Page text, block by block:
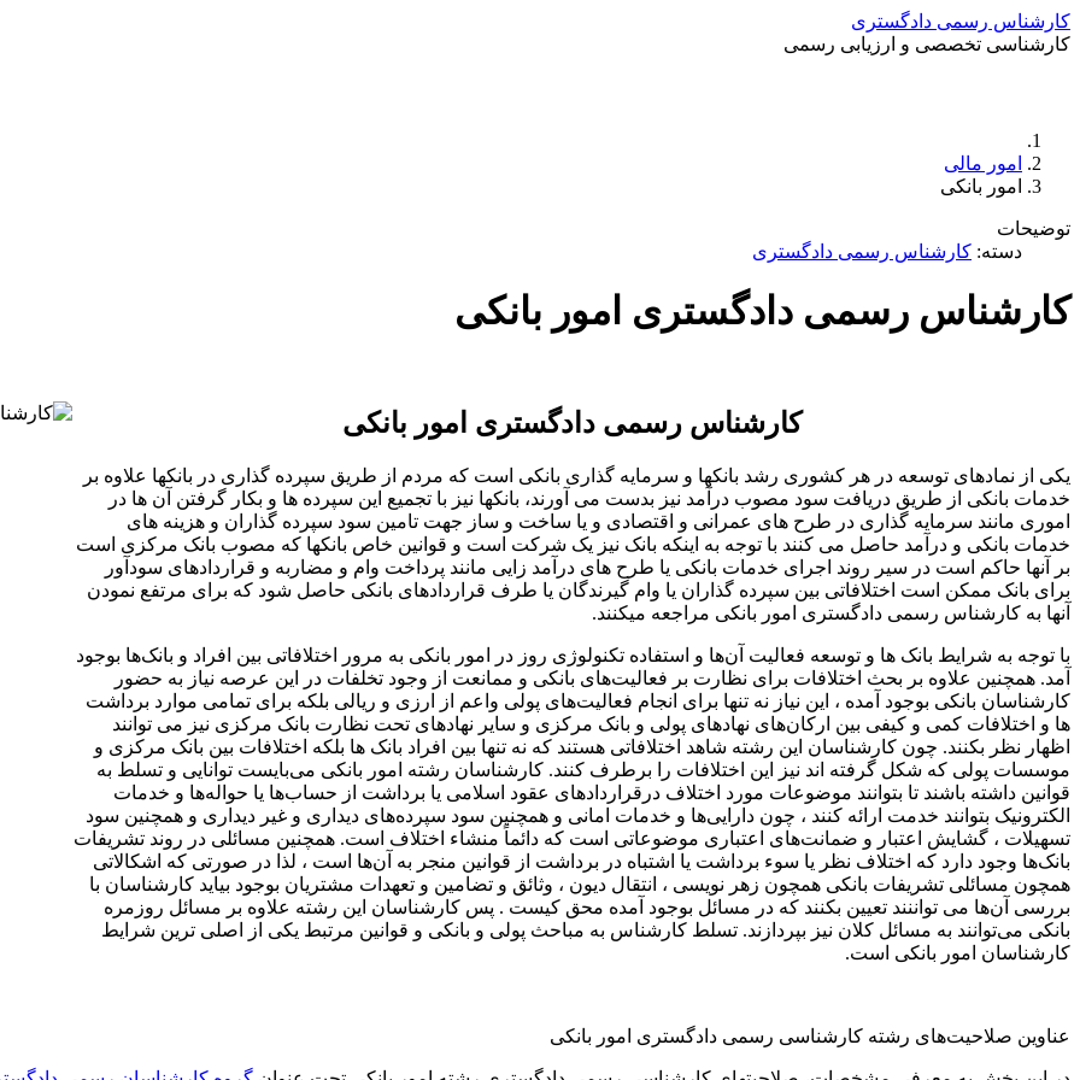
کارشناس رسمی دادگستری
کارشناسی تخصصی و ارزیابی رسمی
امور مالی
امور بانکی
توضیحات
دسته: کارشناس رسمی دادگستری
کارشناس رسمی دادگستری امور بانکی
کارشناس رسمی دادگستری امور بانکی
یکی از نمادهای توسعه در هر کشوری رشد بانکها و سرمایه گذاری بانکی است که مردم از طریق سپرده گذاری در بانکها علاوه بر
خدمات بانکی از طریق دریافت سود مصوب درآمد نیز بدست می آورند، بانکها نیز با تجمیع این سپرده ها و بکار گرفتن آن ها در
اموری مانند سرمایه گذاری در طرح های عمرانی و اقتصادی و یا ساخت و ساز جهت تامین سود سپرده گذاران و هزینه های
خدمات بانکی و درآمد حاصل می کنند با توجه به اینکه بانک نیز یک شرکت است و قوانین خاص بانکها که مصوب بانک مرکزی است
بر آنها حاکم است در سیر روند اجرای خدمات بانکی یا طرح های درآمد زایی مانند پرداخت وام و مضاربه و قراردادهای سودآور
برای بانک ممکن است اختلافاتی بین سپرده گذاران یا وام گیرندگان یا طرف قراردادهای بانکی حاصل شود که برای مرتفع نمودن
آنها به کارشناس رسمی دادگستری امور بانکی مراجعه میکنند.
با توجه به شرایط بانک‌ ها و توسعه فعالیت آن‌ها و استفاده تکنولوژی روز در امور بانکی به مرور اختلافاتی بین افراد و بانک‌ها بوجود
آمد. همچنین علاوه بر بحث اختلافات برای نظارت بر فعالیت‌های بانکی و ممانعت از وجود تخلفات در این عرصه نیاز به حضور
کارشناسان بانکی بوجود آمده ، این نیاز نه تنها برای انجام فعالیت‌های پولی واعم از ارزی و ریالی بلکه برای تمامی موارد برداشت
ها و اختلافات کمی و کیفی بین ارکان‌های نهادهای پولی و بانک مرکزی و سایر نهادهای تحت نظارت بانک مرکزی نیز می ‌توانند
اظهار نظر بکنند. چون کارشناسان این رشته شاهد اختلافاتی هستند که نه تنها بین افراد بانک‌ ها بلکه اختلافات بین بانک مرکزی و
موسسات پولی که شکل گرفته‌ اند نیز این اختلافات را برطرف کنند. کارشناسان رشته امور بانکی می‌بایست توانایی و تسلط به
قوانین داشته باشند تا بتوانند موضوعات مورد اختلاف درقراردادهای عقود اسلامی یا برداشت از حساب‌ها یا حواله‌ها و خدمات
الکترونیک بتوانند خدمت ارائه کنند ، چون دارایی‌ها و خدمات امانی و همچنین سود سپرده‌های دیداری و غیر دیداری و همچنین سود
تسهیلات ، گشایش اعتبار و ضمانت‌های اعتباری موضوعاتی است که دائماً منشاء اختلاف است. همچنین مسائلی در روند تشریفات
بانک‌‌ها وجود دارد که اختلاف نظر یا سوء برداشت یا اشتباه در برداشت از قوانین منجر به آن‌ها است ، لذا در صورتی که اشکالاتی
همچون مسائلی تشریفات بانکی همچون زهر نویسی ، انتقال دیون ، وثائق و تضامین و تعهدات مشتریان بوجود بیاید کارشناسان با
بررسی آن‌ها می‌ تواننند تعیین بکنند که در مسائل بوجود آمده محق کیست . پس کارشناسان این رشته علاوه بر مسائل روزمره
بانکی می‌توانند به مسائل کلان نیز بپردازند. تسلط کارشناس به مباحث پولی و بانکی و قوانین مرتبط یکی از اصلی ‌ترین شرایط
کارشناسان امور بانکی است.
عناوین صلاحیت‌های رشته کارشناسی رسمی دادگستری امور بانکی